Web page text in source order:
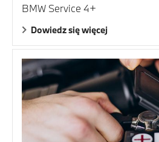
BMW Service 4+
Dowiedz się więcej